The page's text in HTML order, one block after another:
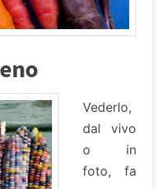
Vederlo,
dal vivo
o in
foto, fa